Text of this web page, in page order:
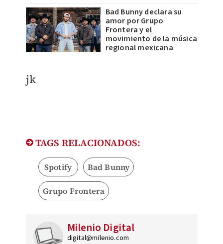
Bad Bunny declara su
amor por Grupo
Frontera y el
movimiento de la música
regional mexicana
jk
TAGS RELACIONADOS:
Spotify Bad Bunny
Grupo Frontera
Milenio Digital
digital@milenio.com